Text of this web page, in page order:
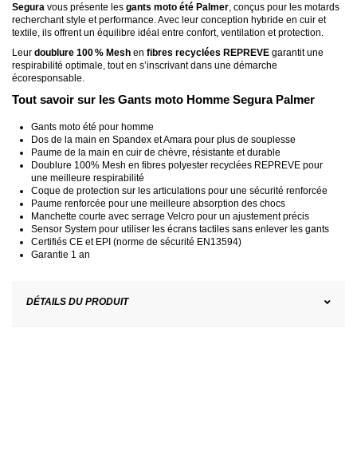
Segura vous présente les gants moto été Palmer , conçus pour les motards
recherchant style et performance. Avec leur conception hybride en cuir et
textile, ils offrent un équilibre idéal entre confort, ventilation et protection.
Leur doublure 100 % Mesh en fibres recyclées REPREVE garantit une
respirabilité optimale, tout en s’inscrivant dans une démarche
écoresponsable.
Tout savoir sur les Gants moto Homme Segura Palmer
Gants moto été pour homme
Dos de la main en Spandex et Amara pour plus de souplesse
Paume de la main en cuir de chèvre, résistante et durable
Doublure 100% Mesh en fibres polyester recyclées REPREVE pour
une meilleure respirabilité
Coque de protection sur les articulations pour une sécurité renforcée
Paume renforcée pour une meilleure absorption des chocs
Manchette courte avec serrage Velcro pour un ajustement précis
Sensor System pour utiliser les écrans tactiles sans enlever les gants
Certifiés CE et EPI (norme de sécurité EN13594)
Garantie 1 an
DÉTAILS DU PRODUIT